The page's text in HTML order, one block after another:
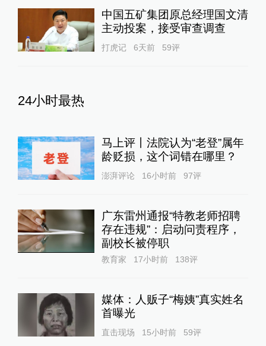
中国五矿集团原总经理国文清
主动投案，接受审查调查
打虎记 6天前 59评
24小时最热
马上评丨法院认为“老登”属年
龄贬损，这个词错在哪里？
澎湃评论 16小时前 97评
广东雷州通报“特教老师招聘
存在违规”：启动问责程序，
副校长被停职
教育家 17小时前 138评
媒体：人贩子“梅姨”真实姓名
首曝光
直击现场 15小时前 59评